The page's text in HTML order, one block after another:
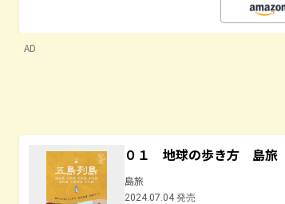
AD
０１ 地球の歩き方 島
島旅
2024.07.04 発売